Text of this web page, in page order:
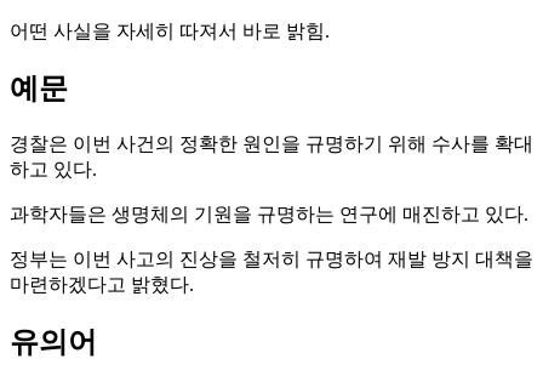
어떤 사실을 자세히 따져서 바로 밝힘.
예문
경찰은 이번 사건의 정확한 원인을 규명하기 위해 수사를 확대
하고 있다.
과학자들은 생명체의 기원을 규명하는 연구에 매진하고 있다.
정부는 이번 사고의 진상을 철저히 규명하여 재발 방지 대책을
마련하겠다고 밝혔다.
유의어